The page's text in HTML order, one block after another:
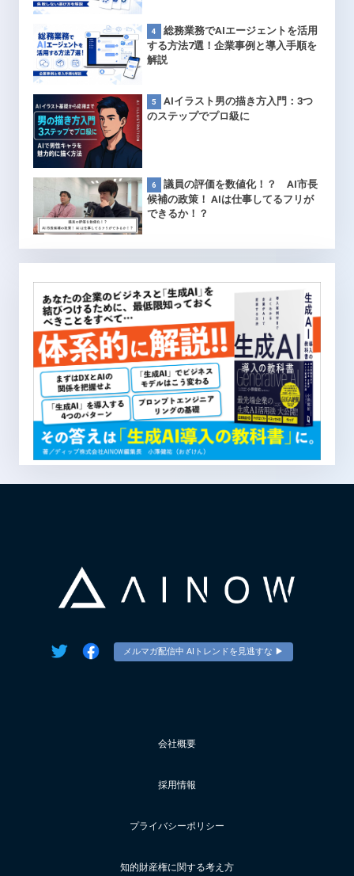
総務業務でAIエージェントを活用
する方法7選！企業事例と導入手順を
解説
AIイラスト男の描き方入門：3つ
のステップでプロ級に
議員の評価を数値化！？ AI市長
候補の政策！ AIは仕事してるフリが
できるか！？
メルマガ配信中 AIトレンドを見逃すな ▶︎
会社概要
採用情報
プライバシーポリシー
知的財産権に関する考え方